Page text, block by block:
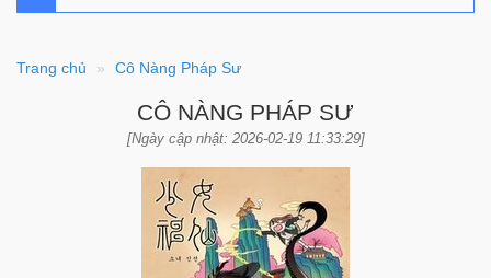
Trang chủ Cô Nàng Pháp Sư
CÔ NÀNG PHÁP SƯ
[Ngày cập nhật: 2026-02-19 11:33:29]